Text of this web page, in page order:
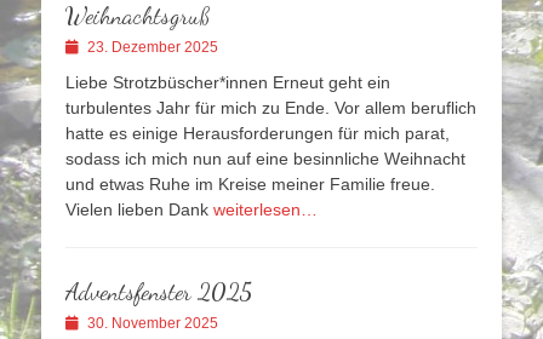
Weihnachtsgruß
Veröffentlicht
23. Dezember 2025
Liebe Strotzbüscher*innen Erneut geht ein
turbulentes Jahr für mich zu Ende. Vor allem beruflich
hatte es einige Herausforderungen für mich parat,
sodass ich mich nun auf eine besinnliche Weihnacht
und etwas Ruhe im Kreise meiner Familie freue.
Vielen lieben Dank weiterlesen…
Adventsfenster 2025
Veröffentlicht
30. November 2025